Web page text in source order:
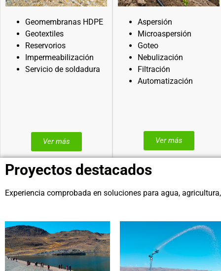
Geomembranas HDPE
Geotextiles
Reservorios
Impermeabilización
Servicio de soldadura
Ver más
Aspersión
Microaspersión
Goteo
Nebulización
Filtración
Automatización
Ver más
Proyectos destacados
Experiencia comprobada en soluciones para agua,